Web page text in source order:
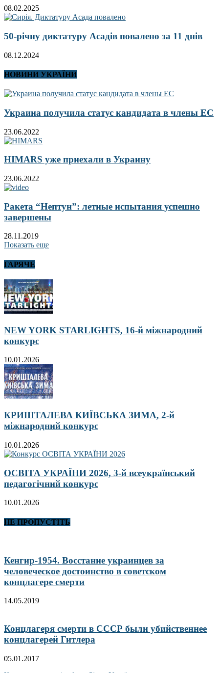
08.02.2025
50-річну диктатуру Асадів повалено за 11 днів
08.12.2024
НОВИНИ УКРАЇНИ
Украина получила статус кандидата в члены ЕС
23.06.2022
HIMARS уже приехали в Украину
23.06.2022
Ракета “Нептун”: летные испытания успешно
завершены
28.11.2019
Показать еще
ГАРЯЧЕ
NEW YORK STARLIGHTS, 16-й міжнародний
конкурс
10.01.2026
КРИШТАЛЕВА КИЇВСЬКА ЗИМА, 2-й
міжнародний конкурс
10.01.2026
ОСВІТА УКРАЇНИ 2026, 3-й всеукраїнський
педагогічний конкурс
10.01.2026
НЕ ПРОПУСТІТЬ
Кенгир-1954. Восстание украинцев за
человеческое достоинство в советском
концлагере смерти
14.05.2019
Концлагеря смерти в СССР были убийственнее
концлагерей Гитлера
05.01.2017